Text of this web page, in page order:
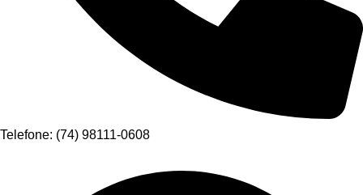
Telefone: (74) 98111-0608